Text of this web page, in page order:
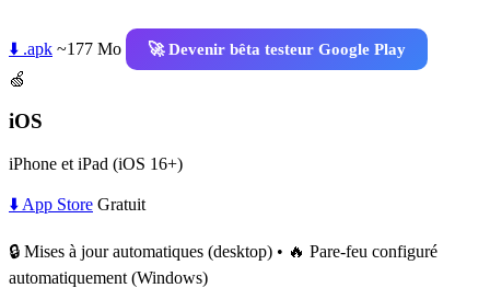
⬇️ .apk ~177 Mo
🚀 Devenir bêta testeur Google Play
🍏
iOS
iPhone et iPad (iOS 16+)
⬇️ App Store Gratuit
🔒 Mises à jour automatiques (desktop) • 🔥 Pare-feu configuré
automatiquement (Windows)